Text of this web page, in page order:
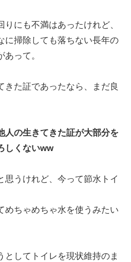
にも不満はあったけれど、
に掃除しても落ちない長年の
って。
きた証であったなら、まだ良
人の生きてきた証が大部分を
しくないww
思うけれど、今って節水トイ
めちゃめちゃ水を使うみたい
としてトイレを現状維持のま